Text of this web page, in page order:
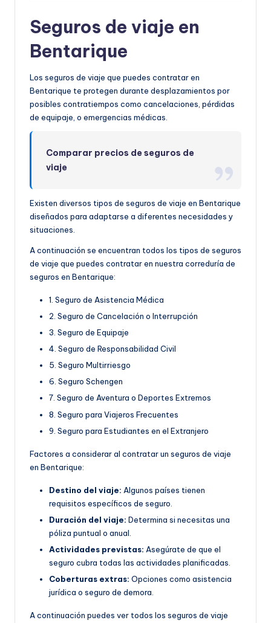
Seguros de viaje en
Bentarique
Los seguros de viaje que puedes contratar en
Bentarique te protegen durante desplazamientos por
posibles contratiempos como cancelaciones, pérdidas
de equipaje, o emergencias médicas.
Comparar precios de seguros de
viaje
Existen diversos tipos de seguros de viaje en Bentarique
diseñados para adaptarse a diferentes necesidades y
situaciones.
A continuación se encuentran todos los tipos de seguros
de viaje que puedes contratar en nuestra correduría de
seguros en Bentarique:
1. Seguro de Asistencia Médica
2. Seguro de Cancelación o Interrupción
3. Seguro de Equipaje
4. Seguro de Responsabilidad Civil
5. Seguro Multirriesgo
6. Seguro Schengen
7. Seguro de Aventura o Deportes Extremos
8. Seguro para Viajeros Frecuentes
9. Seguro para Estudiantes en el Extranjero
Factores a considerar al contratar un seguros de viaje
en Bentarique:
Destino del viaje: Algunos países tienen
requisitos específicos de seguro.
Duración del viaje: Determina si necesitas una
póliza puntual o anual.
Actividades previstas: Asegúrate de que el
seguro cubra todas las actividades planificadas.
Coberturas extras: Opciones como asistencia
jurídica o seguro de demora.
A continuación puedes ver todos los seguros de viaje